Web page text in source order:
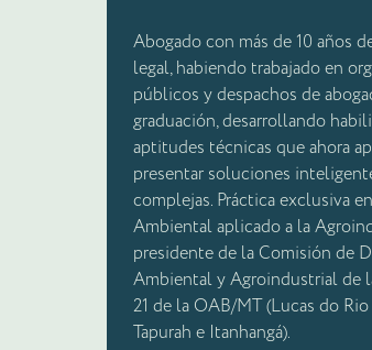
Abogado con más de 10 años
legal, habiendo trabajado en
públicos y despachos de
graduación, desarrollando
aptitudes técnicas que ahora
presentar soluciones
complejas. Práctica exclusiva
Ambiental aplicado a la
presidente de la Comisión de
Ambiental y Agroindustrial de
21 de la OAB/MT (Lucas do Rio
Tapurah e Itanhangá).